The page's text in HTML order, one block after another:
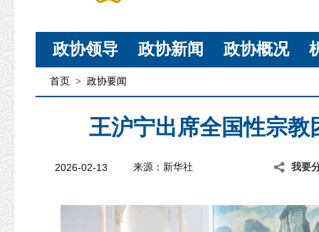
政协领导 政协新闻 政协概况
首页 > 政协要闻
王沪宁出席全国性宗
2026-02-13 来源：新华社 我要